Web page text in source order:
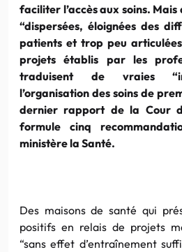
faciliter l’accès aux soins.
“dispersées, éloignées des
patients et trop peu
projets établis par les
traduisent de vraies
l’organisation des soins de
dernier rapport de la Cour
formule cinq
ministère la Santé.
Des maisons de santé qui
positifs en relais de projets
“sans effet d’entraînement